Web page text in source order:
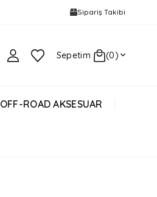
Sipariş Takibi
Sepetim 0
OFF-ROAD AKSESUAR